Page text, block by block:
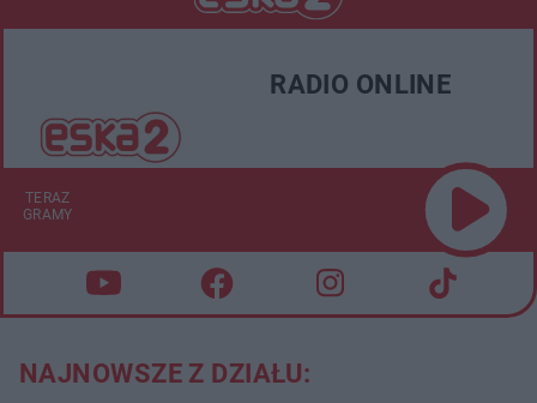
RADIO ONLINE
TERAZ
GRAMY
NAJNOWSZE Z DZIAŁU: